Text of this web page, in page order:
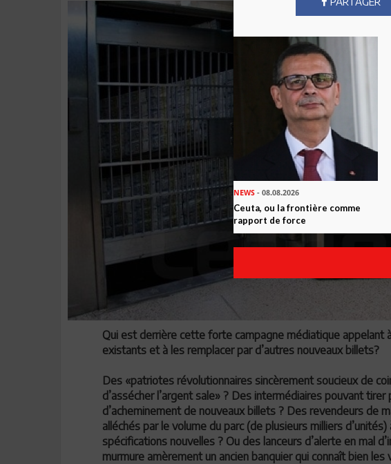
Qui est derrière cette forte campagne médiatique appelant
existants et à les remplacer par d’autres nouveaux billets?
Des «patriotes révolutionnaires sincèrement soucieux de
d’assécher l’argent sale» ? Des intermédiaires pouvant
d’acheminement de nouveaux billets ? Des revendeurs de
alléchés par le volume du parc (de plusieurs milliers
spécifications nouvelles ? Ou des lanceurs d’alerte en mal
murmure amèrement un ancien banquier qui connaît bien les
NEWS - 08.08.2026
Ceuta, ou la frontière comme
rapport de force